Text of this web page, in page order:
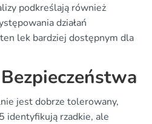
podkreślają również
działań
lek bardziej dostępnym dla
jest dobrze tolerowany,
identyfikują rzadkie, ale